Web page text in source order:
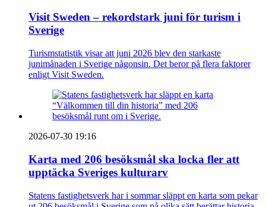
Visit Sweden – rekordstark juni för turism i
Sverige
Turismstatistik visar att juni 2026 blev den starkaste
junimånaden i Sverige någonsin. Det beror på flera faktorer
enligt Visit Sweden.
2026-07-30 19:16
Karta med 206 besöksmål ska locka fler att
upptäcka Sveriges kulturarv
Statens fastighetsverk har i sommar släppt en karta som pekar